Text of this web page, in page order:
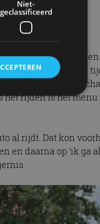
de schermen
ze na verloop van
het rijden uit te
het rijden is het
al rijdt. Dat kon
en daarna op ‘ik ga
Niet-
geclassificeerd
en
van de bezoeker
van de
van